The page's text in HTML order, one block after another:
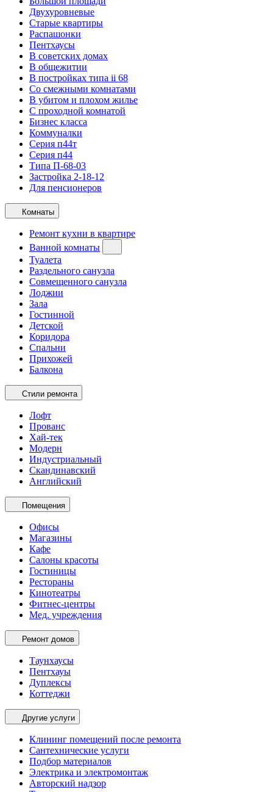
Двухуровневые
Старые квартиры
Распашонки
Пентхаусы
В советских домах
В общежитии
В постройках типа ii 68
Со смежными комнатами
В убитом и плохом жилье
С проходной комнатой
Бизнес класса
Коммуналки
Серия п44т
Серия п44
Типа П-68-03
Застройка 2-18-12
Для пенсионеров
Комнаты
Ремонт кухни в квартире
Ванной комнаты
Туалета
Раздельного санузла
Совмещенного санузла
Лоджии
Зала
Гостинной
Детской
Коридора
Спальни
Прихожей
Балкона
Стили ремонта
Лофт
Прованс
Хай-тек
Модерн
Индустриальный
Скандинавский
Английский
Помещения
Офисы
Магазины
Кафе
Салоны красоты
Гостиницы
Рестораны
Кинотеатры
Фитнес-центры
Мед. учреждения
Ремонт домов
Таунхаусы
Пентхауы
Дуплексы
Коттеджи
Другие услуги
Клининг помещений после ремонта
Сантехнические услуги
Подбор материалов
Электрика и электромонтаж
Авторский надзор